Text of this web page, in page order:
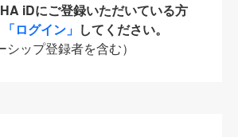
iDにご登録いただいている方
「ログイン」 してください。
シップ登録者を含む）